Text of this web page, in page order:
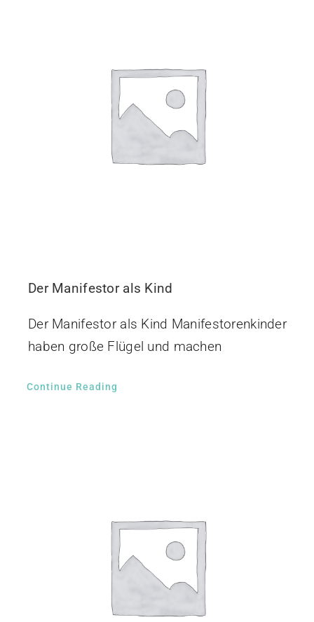
Der Manifestor als Kind
Der Manifestor als Kind Manifestorenkinder
haben große Flügel und machen
Continue Reading